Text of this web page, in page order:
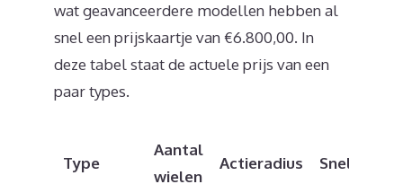
wat geavanceerdere modellen hebben al
snel een prijskaartje van €6.800,00. In
deze tabel staat de actuele prijs van een
paar types.
Type
Aantal
wielen
Actieradius Snelheid